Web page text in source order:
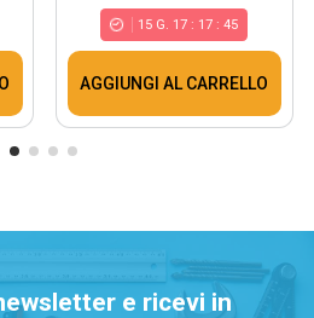
15G. 17: 17: 45
AGGIUNGI AL CARRELLO
e ricevi in